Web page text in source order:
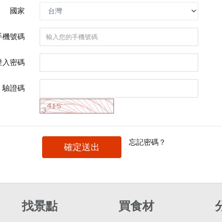
國家
機號碼
入密碼
驗證碼
確定送出
忘記密碼？
找景點 買食材